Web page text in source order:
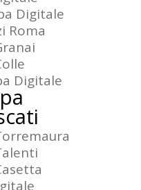
Digitale
Roma
Digitale